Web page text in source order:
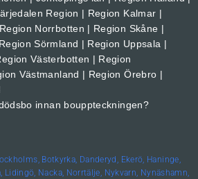
Region | Region Kalmar |
Norrbotten | Region Skåne |
Sörmland | Region Uppsala |
Västerbotten | Region
Västmanland | Region Örebro |
innan bouppteckningen?
Botkyrka, Danderyd, Ekerö, Haninge,
Lidingö, Nacka, Norrtälje, Nykvarn, Nynäshamn,